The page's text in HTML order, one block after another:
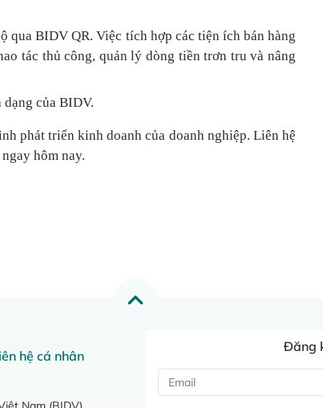
qua BIDV QR.Việc tích hợp các tiện ích bán hàng
tác thủ công, quản lý dòng tiền trơn tru và nâng
dạng của BIDV.
phát triển kinh doanh của doanh nghiệp. Liên hệ
hôm nay.
hệ cá nhân
Đăng